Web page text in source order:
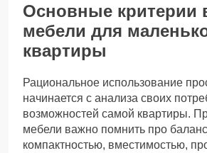
Основные критерии
мебели для
квартиры
Рациональное использование
начинается с анализа своих
возможностей самой квартиры.
мебели важно помнить про
компактностью, вместимостью,